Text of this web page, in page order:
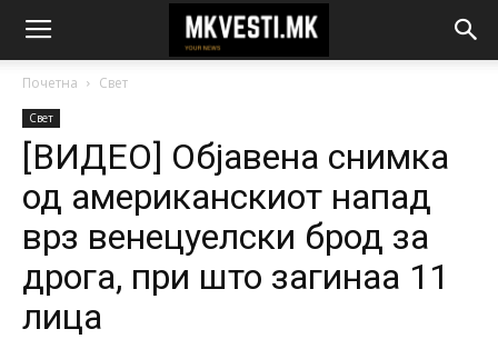
Почетна Свет
Свет
[ВИДЕО] Објавена снимка
од американскиот напад
врз венецуелски брод за
дрога, при што загинаа 11
лица